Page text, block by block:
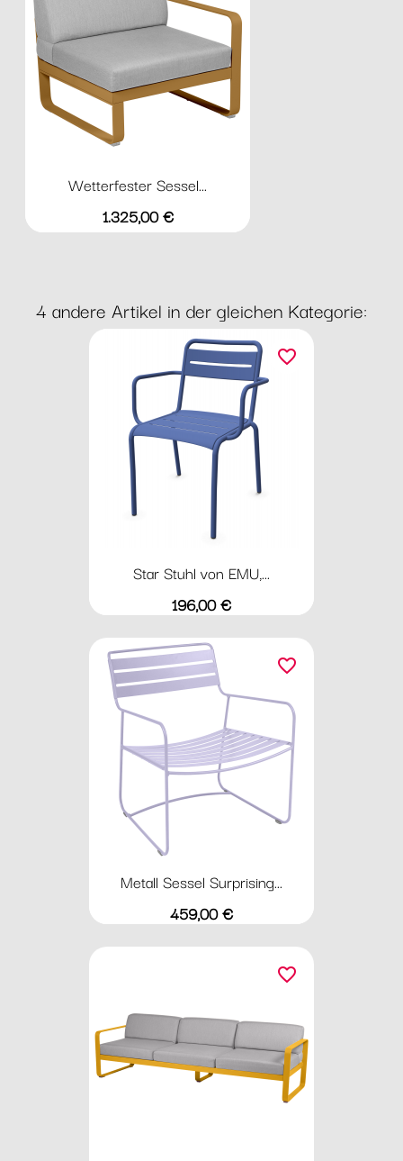
Wetterfester Sessel...
Preis
1.325,00 €
4 andere Artikel in der gleichen Kategorie:
Star Stuhl von EMU,...
Preis
196,00 €
favorite_border
Metall Sessel Surprising...
Preis
459,00 €
favorite_border
favorite_border